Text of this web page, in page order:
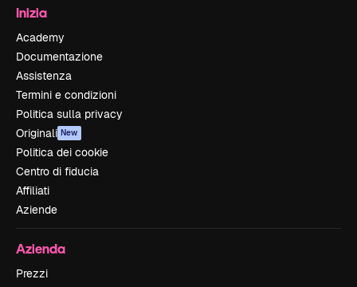
Inizia
Academy
Documentazione
Assistenza
Termini e condizioni
Politica sulla privacy
Originali New
Politica dei cookie
Centro di fiducia
Affiliati
Aziende
Azienda
Prezzi